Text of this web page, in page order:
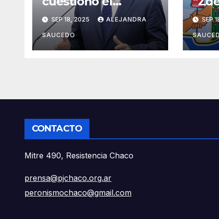
Presupuesto de
Milei: “Es un ajuste
brutal con
consecuencias
SEP 18, 2025 ALEJANDRA
SAUCEDO
enSEP
CONTACTO
Mitre 490, Resistencia Chaco
prensa@pjchaco.org.ar
peronismochaco@gmail.com